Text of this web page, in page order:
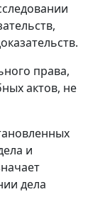
права,
актов, не
и
дела